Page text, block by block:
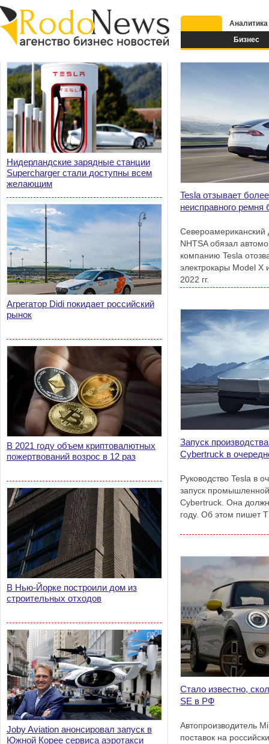
Бизнес
Аналитика
Нидерландские зарядные станции
Supercharger стали доступны всем
желающим
Агрегатор Didi покидает российский
рынок
В 2021 году объем криптовалютных
пожертвований возрос в 12 раз
В Нью-Йорке построили дом из
строительных отходов
Joby Aviation анонсировал запуск в
Южной Корее сервиса аэротакси
Tesla отзывает
неисправного ремня
Североамериканский
NHTSA обязал
компанию Tesla
электрокары Model
2022 гг.
Запуск
Cybertruck в
Руководство Tesla в
запуск
Cybertruck. Она
году. Об этом пишет
Стало известно,
SE в РФ
Автопроизводитель
поставок на